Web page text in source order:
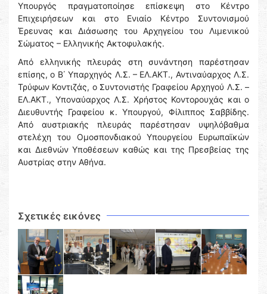
Υπουργός πραγματοποίησε επίσκεψη στο Κέντρο
Επιχειρήσεων και στο Ενιαίο Κέντρο Συντονισμού
Έρευνας και Διάσωσης του Αρχηγείου του Λιμενικού
Σώματος – Ελληνικής Ακτοφυλακής.
Από ελληνικής πλευράς στη συνάντηση παρέστησαν
επίσης, ο Β΄ Υπαρχηγός Λ.Σ. – ΕΛ.ΑΚΤ., Αντιναύαρχος Λ.Σ.
Τρύφων Κοντιζάς, ο Συντονιστής Γραφείου Αρχηγού Λ.Σ. –
ΕΛ.ΑΚΤ., Υποναύαρχος Λ.Σ. Χρήστος Κοντορουχάς και ο
Διευθυντής Γραφείου κ. Υπουργού, Φίλιππος Σαββίδης.
Από αυστριακής πλευράς παρέστησαν υψηλόβαθμα
στελέχη του Ομοσπονδιακού Υπουργείου Ευρωπαϊκών
και Διεθνών Υποθέσεων καθώς και της Πρεσβείας της
Αυστρίας στην Αθήνα.
Σχετικές εικόνες